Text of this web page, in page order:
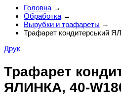
Головна →
Обработка →
Вырубки и трафареты →
Трафарет кондитерський
Друк
Трафарет
ЯЛИНКА, 40-